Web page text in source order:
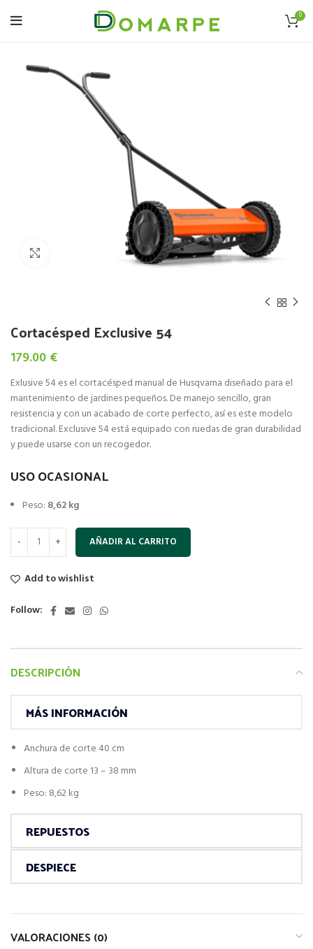
0
Cortacésped Exclusive 54
179.00 €
Exlusive 54 es el cortacésped manual de Husqvarna diseñado para el
mantenimiento de jardines pequeños. De manejo sencillo, gran
resistencia y con un acabado de corte perfecto, así es este modelo
tradicional. Exclusive 54 está equipado con ruedas de gran durabilidad
y puede usarse con un recogedor.
USO OCASIONAL
Peso: 8,62 kg
AÑADIR AL CARRITO
Add to wishlist
Follow:
DESCRIPCIÓN
MÁS INFORMACIÓN
Anchura de corte 40 cm
Altura de corte 13 – 38 mm
Peso: 8,62 kg
REPUESTOS
DESPIECE
VALORACIONES (0)